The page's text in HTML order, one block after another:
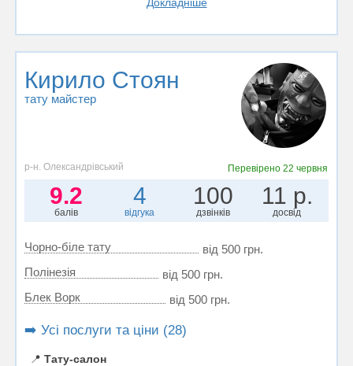
Кирило Стоян
тату майстер
р-н. Олександрівський Перевірено22 червня
9.2
балів
4
відгука
100
дзвінків
11 р.
досвід
Чорно-біле тату
від 500 грн.
Полінезія
від 500 грн.
Блек Ворк
від 500 грн.
➡️ Усі послуги та ціни (28)
📍 Тату-салон